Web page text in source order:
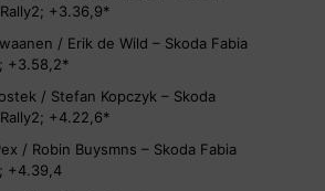
Rally2; +3.36,9*
/ Erik de Wild – Skoda Fabia
+3.58,2*
/ Stefan Kopczyk – Skoda
Rally2; +4.22,6*
/ Robin Buysmns – Skoda Fabia
+4.39,4